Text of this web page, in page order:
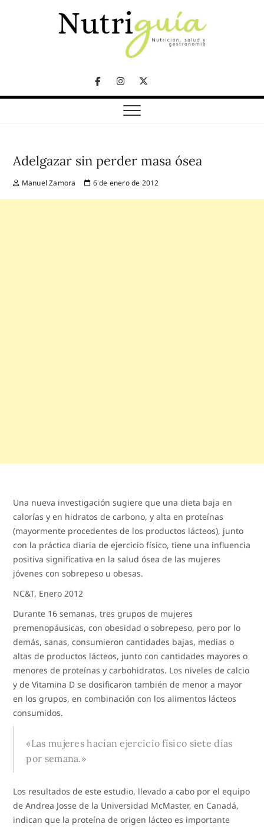
FacebookInstagram
Twitter
Telegram
Nutriguía (Desde
2002)
Adelgazar sin perder masa ósea
Manuel Zamora 6 de enero de 2012
Una nueva investigación sugiere que una dieta baja en
calorías y en hidratos de carbono, y alta en proteínas
(mayormente procedentes de los productos lácteos), junto
con la práctica diaria de ejercicio físico, tiene una influencia
positiva significativa en la salud ósea de las mujeres
jóvenes con sobrepeso u obesas.
NC&T, Enero 2012
Durante 16 semanas, tres grupos de mujeres
premenopáusicas, con obesidad o sobrepeso, pero por lo
demás, sanas, consumieron cantidades bajas, medias o
altas de productos lácteos, junto con cantidades mayores o
menores de proteínas y carbohidratos. Los niveles de calcio
y de Vitamina D se dosificaron también de menor a mayor
en los grupos, en combinación con los alimentos lácteos
consumidos.
«Las mujeres hacían ejercicio físico siete días
por semana.»
Los resultados de este estudio, llevado a cabo por el equipo
de Andrea Josse de la Universidad McMaster, en Canadá,
indican que la proteína de origen lácteo es importante